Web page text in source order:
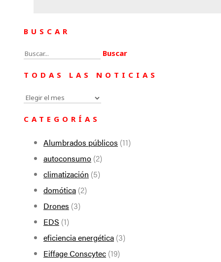
BUSCAR
Buscar:
TODAS LAS NOTICIAS
Todas
CATEGORÍAS
Alumbrados públicos (11)
autoconsumo (2)
climatización (5)
domótica (2)
Drones (3)
EDS (1)
eficiencia energética (3)
Eiffage Conscytec (19)